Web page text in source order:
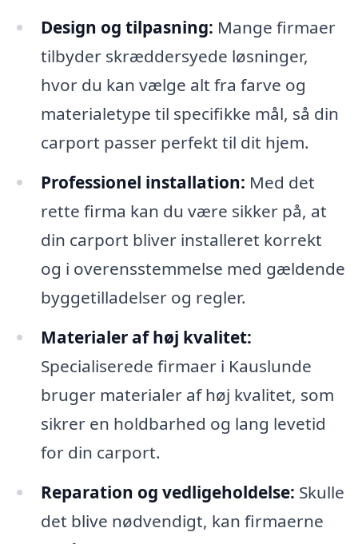
Design og tilpasning: Mange firmaer
tilbyder skræddersyede løsninger,
hvor du kan vælge alt fra farve og
materialetype til specifikke mål, så din
carport passer perfekt til dit hjem.
Professionel installation: Med det
rette firma kan du være sikker på, at
din carport bliver installeret korrekt
og i overensstemmelse med gældende
byggetilladelser og regler.
Materialer af høj kvalitet:
Specialiserede firmaer i Kauslunde
bruger materialer af høj kvalitet, som
sikrer en holdbarhed og lang levetid
for din carport.
Reparation og vedligeholdelse: Skulle
det blive nødvendigt, kan firmaerne